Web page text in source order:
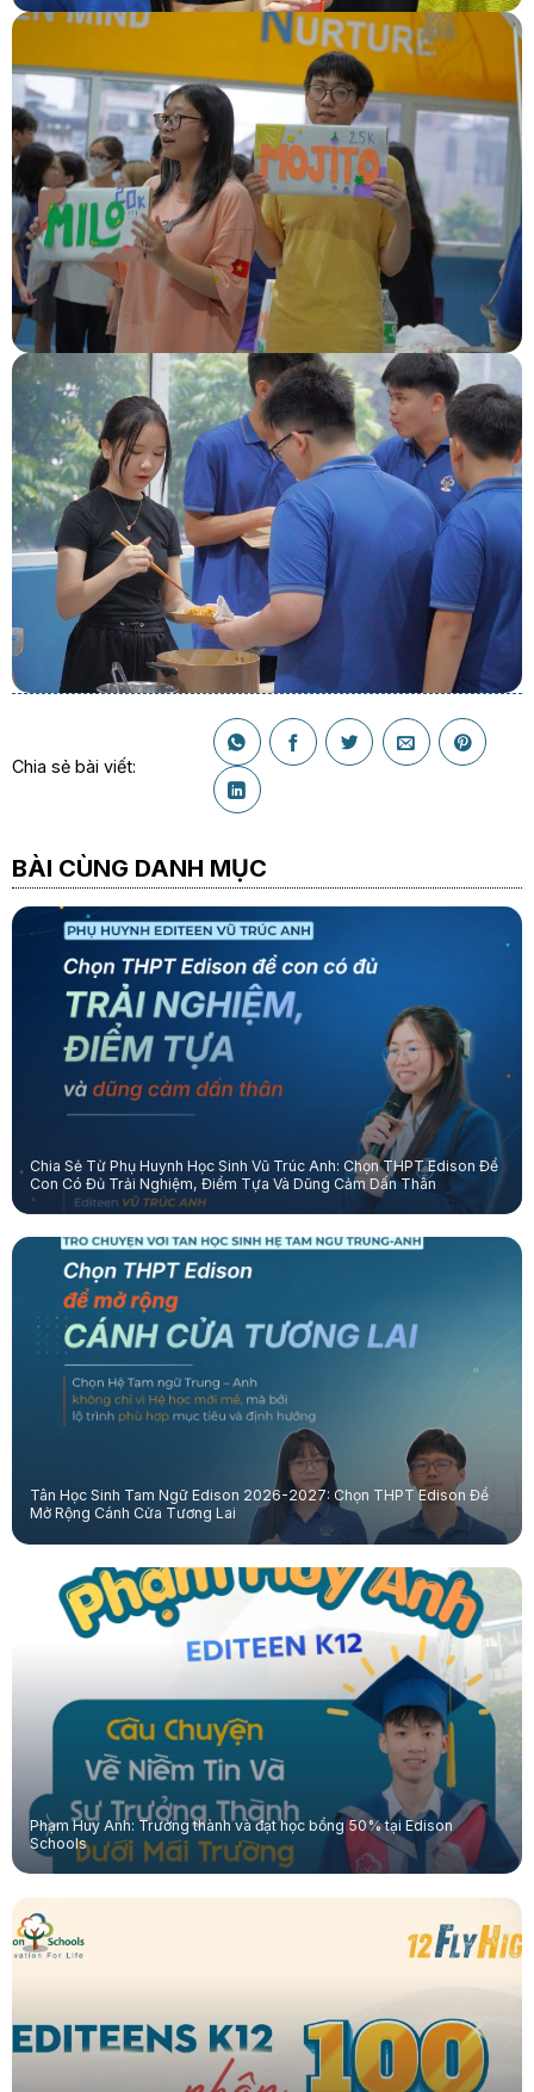
Chia sẻ bài viết:
BÀI CÙNG DANH MỤC
Chia Sẻ Từ Phụ Huynh Học Sinh Vũ Trúc Anh: Chọn THPT Edison Để
Con Có Đủ Trải Nghiệm, Điểm Tựa Và Dũng Cảm Dấn Thân
Tân Học Sinh Tam Ngữ Edison 2026-2027: Chọn THPT Edison Để
Mở Rộng Cánh Cửa Tương Lai
Phạm Huy Anh: Trưởng thành và đạt học bổng 50% tại Edison
Schools